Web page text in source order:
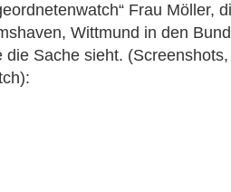
Frau Möller,
Wittmund in den
die Sache sieht.